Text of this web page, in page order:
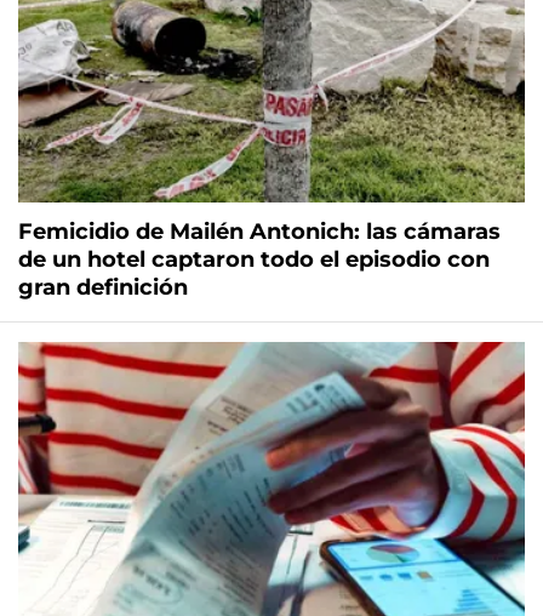
Femicidio de Mailén Antonich: las cámaras
de un hotel captaron todo el episodio con
gran definición